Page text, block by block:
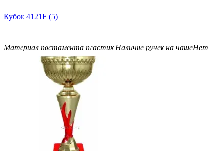
Кубок 4121E (5)
Материал постамента пластик Наличие ручек на чашеНет